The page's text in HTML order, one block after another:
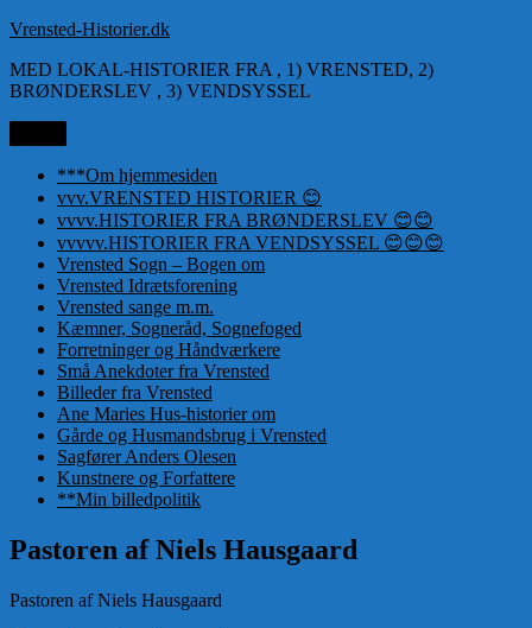
Videre
indhold
Vrensted-Historier.dk
MED LOKAL-HISTORIER FRA , 1) VRENSTED, 2)
BRØNDERSLEV , 3) VENDSYSSEL
***Om hjemmesiden
vvv.VRENSTED HISTORIER 😊
vvvv.HISTORIER FRA BRØNDERSLEV 😊😊
vvvvv.HISTORIER FRA VENDSYSSEL 😊😊😊
Vrensted Sogn – Bogen om
Vrensted Idrætsforening
Vrensted sange m.m.
Kæmner, Sogneråd, Sognefoged
Forretninger og Håndværkere
Små Anekdoter fra Vrensted
Billeder fra Vrensted
Ane Maries Hus-historier om
Gårde og Husmandsbrug i Vrensted
Sagfører Anders Olesen
Kunstnere og Forfattere
**Min billedpolitik
Pastoren af Niels Hausgaard
Pastoren af Niels Hausgaard